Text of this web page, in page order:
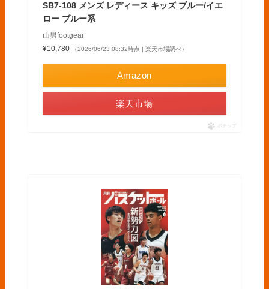
SB7-108 メンズ レディース キッズ ブルー/イエ
ロー ブルー系
山男footgear
¥10,780
（2026/06/23 08:32時点 | 楽天市場調べ）
Amazon
楽天市場
ポチップ